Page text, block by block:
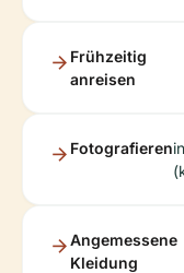
Frühzeitig
anreisen
Fotografieren
Angemessene
Kleidung